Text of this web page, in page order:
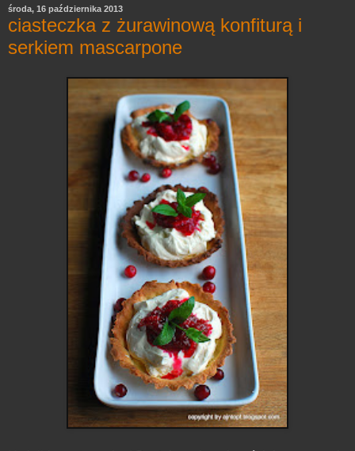
środa, 16 października 2013
ciasteczka z żurawinową konfiturą i
serkiem mascarpone